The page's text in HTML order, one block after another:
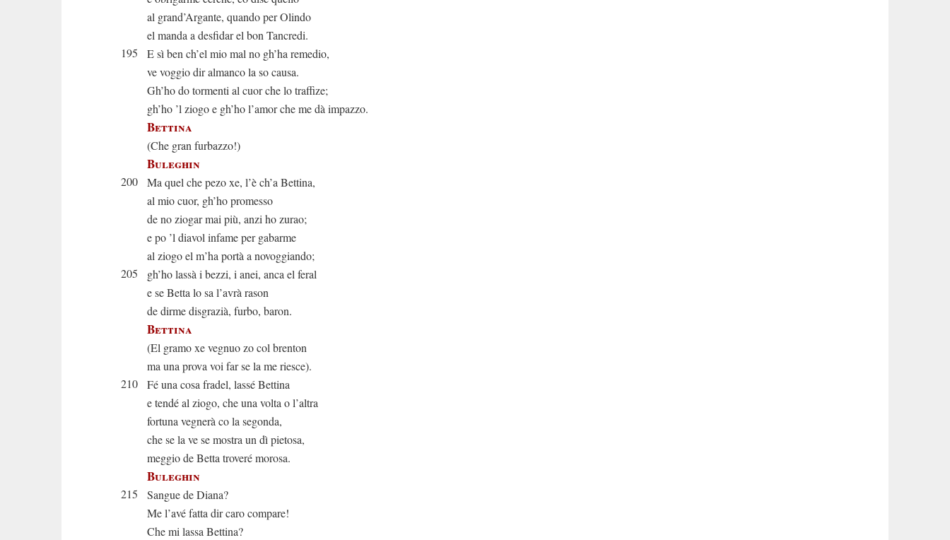
al grand’Argante, quando per Olindo
el manda a desfidar el bon Tancredi.
195
E sì ben ch’el mio mal no gh’ha remedio,
ve voggio dir almanco la so causa.
Gh’ho do tormenti al cuor che lo traffize;
gh’ho ’l ziogo e gh’ho l’amor che me dà impazzo.
Bettina
(Che gran furbazzo!)
Buleghin
200
Ma quel che pezo xe, l’è ch’a Bettina,
al mio cuor, gh’ho promesso
de no ziogar mai più, anzi ho zurao;
e po ’l diavol infame per gabarme
al ziogo el m’ha portà a novoggiando;
205
gh’ho lassà i bezzi, i anei, anca el feral
e se Betta lo sa l’avrà rason
de dirme disgrazià, furbo, baron.
Bettina
(El gramo xe vegnuo zo col brenton
ma una prova voi far se la me riesce).
210
Fé una cosa fradel, lassé Bettina
e tendé al ziogo, che una volta o l’altra
fortuna vegnerà co la segonda,
che se la ve se mostra un dì pietosa,
meggio de Betta troveré morosa.
Buleghin
215
Sangue de Diana?
Me l’avé fatta dir caro compare!
Che mi lassa Bettina?